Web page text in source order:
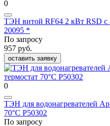
0
ТЭН витой RF64 2 кВт RSD
20095 *
По запросу
957 руб.
оставить заявку
0
ТЭН для водонагревателей
70°C P50302
По запросу